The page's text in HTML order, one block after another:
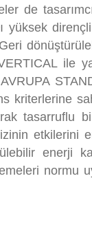
de
yüksek
ile
kriterlerine
tasarruflu
etkilerini
enerji
normu